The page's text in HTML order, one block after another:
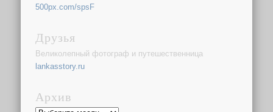
500px.com/spsF
Друзья
Великолепный фотограф и путешественница
lankasstory.ru
Архив